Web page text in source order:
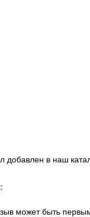
добавлен в наш
может быть